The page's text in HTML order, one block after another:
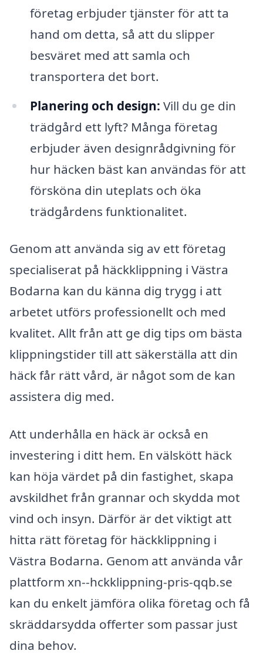
företag erbjuder tjänster för att ta
hand om detta, så att du slipper
besväret med att samla och
transportera det bort.
Planering och design: Vill du ge din
trädgård ett lyft? Många företag
erbjuder även designrådgivning för
hur häcken bäst kan användas för att
försköna din uteplats och öka
trädgårdens funktionalitet.
Genom att använda sig av ett företag
specialiserat på häckklippning i Västra
Bodarna kan du känna dig trygg i att
arbetet utförs professionellt och med
kvalitet. Allt från att ge dig tips om bästa
klippningstider till att säkerställa att din
häck får rätt vård, är något som de kan
assistera dig med.
Att underhålla en häck är också en
investering i ditt hem. En välskött häck
kan höja värdet på din fastighet, skapa
avskildhet från grannar och skydda mot
vind och insyn. Därför är det viktigt att
hitta rätt företag för häckklippning i
Västra Bodarna. Genom att använda vår
plattform xn--hckklippning-pris-qqb.se
kan du enkelt jämföra olika företag och få
skräddarsydda offerter som passar just
dina behov.